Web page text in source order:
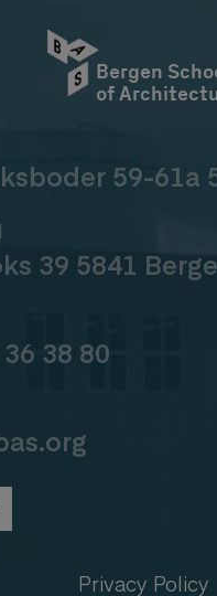
Bergen
of
59-61a
39 5841
38 80
Privacy Policy